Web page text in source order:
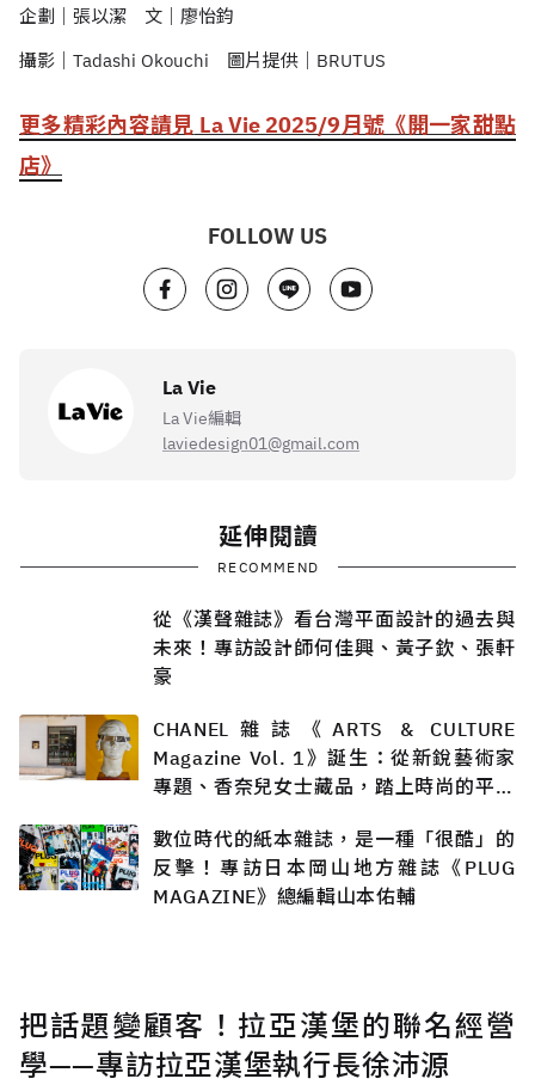
企劃｜張以潔 文｜廖怡鈞
攝影｜ Tadashi Okouchi 圖片提供｜ BRUTUS
更多精彩內容請見 La Vie 2025/9月號《開一家甜點
店》
FOLLOW US
La Vie
La Vie編輯
laviedesign01@gmail.com
延伸閱讀
RECOMMEND
從《漢聲雜誌》看台灣平面設計的過去與
未來！專訪設計師何佳興、黃子欽、張軒
豪
CHANEL雜誌《ARTS & CULTURE
Magazine Vol. 1》誕生：從新銳藝術家
專題、香奈兒女士藏品，踏上時尚的平行
數位時代的紙本雜誌，是一種「很酷」的
反擊！專訪日本岡山地方雜誌《PLUG
MAGAZINE》總編輯山本佑輔
把話題變顧客！拉亞漢堡的聯名經營
學——專訪拉亞漢堡執行長徐沛源